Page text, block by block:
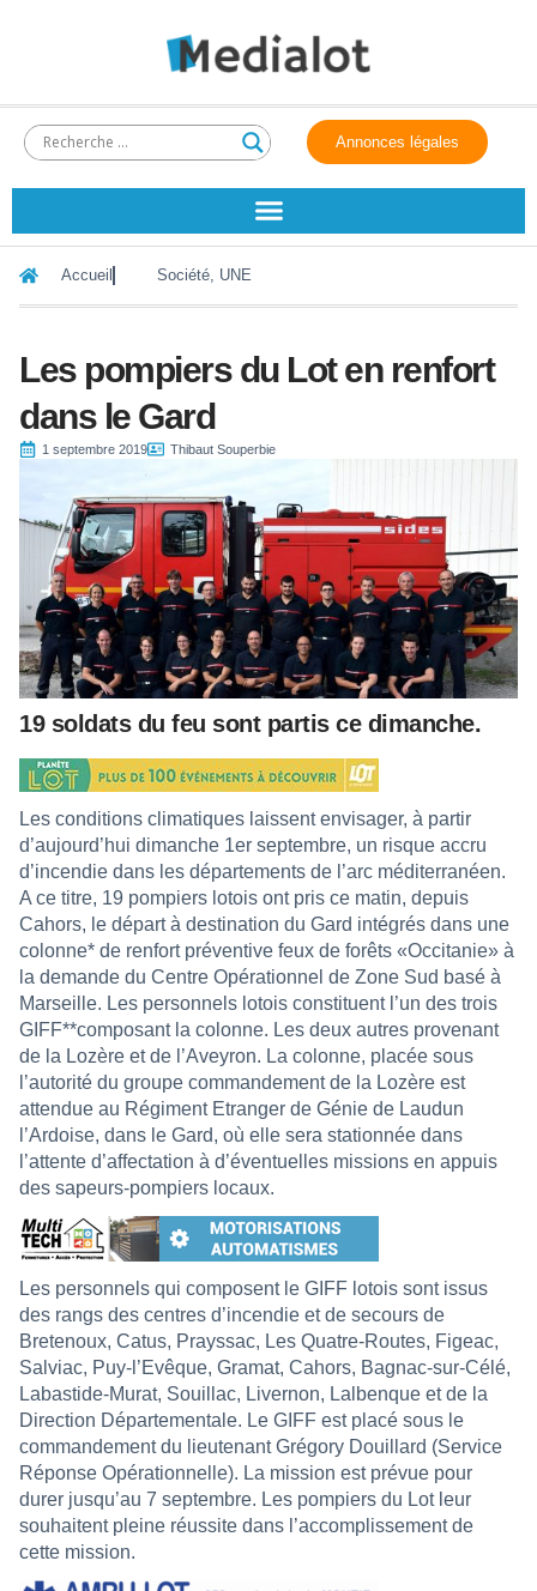
Annonces légales
Accueil Société, UNE
Les pompiers du Lot en renfort
dans le Gard
1 septembre 2019 Thibaut Souperbie
19 soldats du feu sont partis ce dimanche.
Les conditions climatiques laissent envisager, à partir
d’aujourd’hui dimanche 1er septembre, un risque accru
d’incendie dans les départements de l’arc méditerranéen.
A ce titre, 19 pompiers lotois ont pris ce matin, depuis
Cahors, le départ à destination du Gard intégrés dans une
colonne* de renfort préventive feux de forêts «Occitanie» à
la demande du Centre Opérationnel de Zone Sud basé à
Marseille. Les personnels lotois constituent l’un des trois
GIFF**composant la colonne. Les deux autres provenant
de la Lozère et de l’Aveyron. La colonne, placée sous
l’autorité du groupe commandement de la Lozère est
attendue au Régiment Etranger de Génie de Laudun
l’Ardoise, dans le Gard, où elle sera stationnée dans
l’attente d’affectation à d’éventuelles missions en appuis
des sapeurs-pompiers locaux.
Les personnels qui composent le GIFF lotois sont issus
des rangs des centres d’incendie et de secours de
Bretenoux, Catus, Prayssac, Les Quatre-Routes, Figeac,
Salviac, Puy-l’Evêque, Gramat, Cahors, Bagnac-sur-Célé,
Labastide-Murat, Souillac, Livernon, Lalbenque et de la
Direction Départementale. Le GIFF est placé sous le
commandement du lieutenant Grégory Douillard (Service
Réponse Opérationnelle). La mission est prévue pour
durer jusqu’au 7 septembre. Les pompiers du Lot leur
souhaitent pleine réussite dans l’accomplissement de
cette mission.